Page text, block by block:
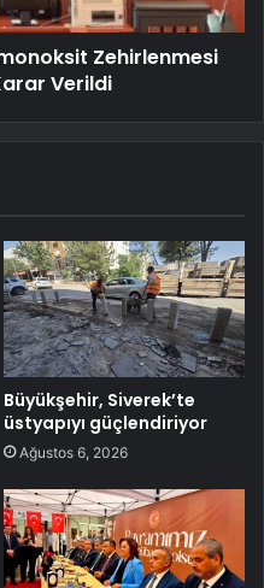
Zehirlenmesi
Verildi
Büyükşehir, Siverek’te
üstyapıyı güçlendiriyor
Ağustos 6, 2026